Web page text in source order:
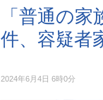
「普通の
件、容疑者
2024年6月4日 6時0分